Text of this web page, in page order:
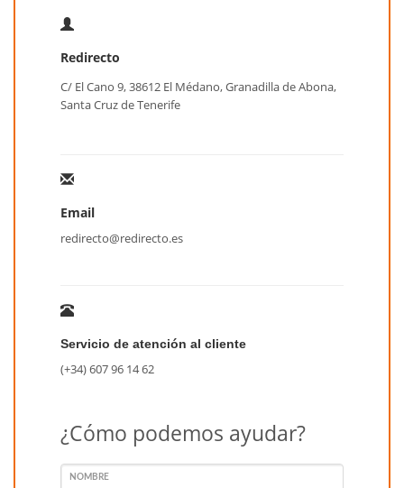
Redirecto
C/ El Cano 9, 38612 El Médano, Granadilla de Abona,
Santa Cruz de Tenerife
Email
redirecto@redirecto.es
Servicio de atención al cliente
(+34) 607 96 14 62
¿Cómo podemos ayudar?
NOMBRE